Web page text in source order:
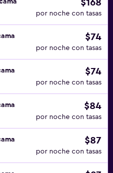
$168
por noche con tasas
$74
por noche con tasas
$74
por noche con tasas
$84
por noche con tasas
$87
por noche con tasas